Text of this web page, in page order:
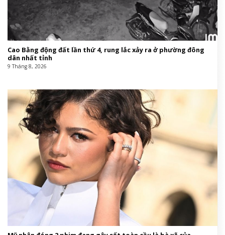
Cao Bằng động đất lần thứ 4, rung lắc xảy ra ở phường đông
dân nhất tỉnh
9 Tháng 8, 2026